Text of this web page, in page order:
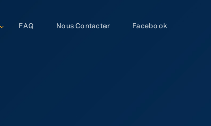
FAQ Nous Contacter Facebook